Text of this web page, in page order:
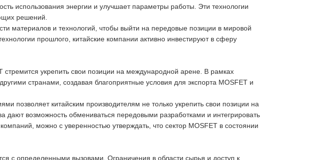
использования энергии и улучшает параметры работы. Эти технологии
решений.
материалов и технологий, чтобы выйти на передовые позиции в мировой
прошлого, китайские компании активно инвестируют в сферу
стремится укрепить свои позиции на международной арене. В рамках
странами, создавая благоприятные условия для экспорта MOSFET и
позволяет китайским производителям не только укрепить свои позиции на
возможность обмениваться передовыми разработками и интегрировать
можно с уверенностью утверждать, что сектор MOSFET в состоянии
с определенными вызовами. Ограничения в области сырья и доступ к